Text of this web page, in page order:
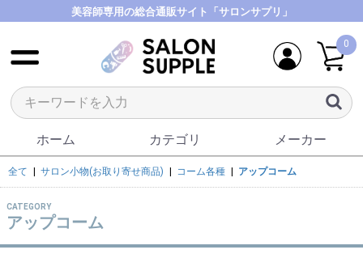
美容師専用の総合通販サイト「サロンサプリ」
0
ホーム カテゴリ メーカー
全て サロン小物(お取り寄せ商品) コーム各種 アップコーム
CATEGORY
アップコーム